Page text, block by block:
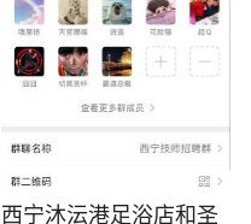
西宁沐沄港足浴店和圣